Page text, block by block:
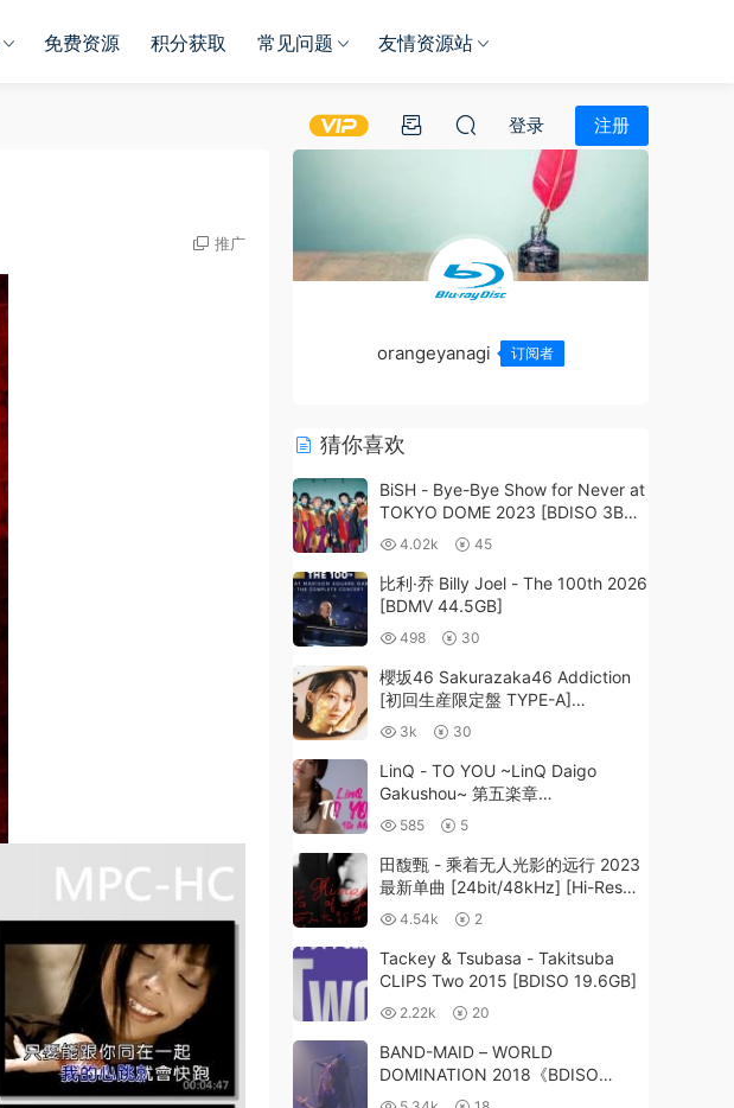
免费资源 积分获取 常见问题 友情资源站
登录 注册
推广
orangeyanagi 订阅者
猜你喜欢
BiSH - Bye-Bye Show for Never at
TOKYO DOME 2023 [BDISO 3BD
125GB]
4.02k 45
比利·乔 Billy Joel - The 100th 2026
[BDMV 44.5GB]
498 30
櫻坂46 Sakurazaka46 Addiction
[初回生産限定盤 TYPE-A]
[2025.04.30] 2CD+1BD [BDISO
43.8GB]
3k 30
LinQ - TO YOU ~LinQ Daigo
Gakushou~ 第五楽章
(YOU∼END∼ME Version)
[2025.04.17] [24Bit/48kHz] [Hi-
Res Flac 528MB]
585 5
田馥甄 - 乘着无人光影的远行 2023
最新单曲 [24bit/48kHz] [Hi-Res
Flac 78.9MB]
4.54k 2
Tackey & Tsubasa - Takitsuba
CLIPS Two 2015 [BDISO 19.6GB]
2.22k 20
BAND-MAID – WORLD
DOMINATION 2018《BDISO
17G》